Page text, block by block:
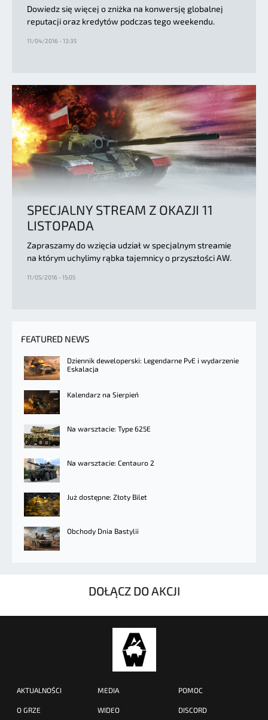
Dowiedz się więcej o zniżka na konwersję globalnej
reputacji oraz kredytów podczas tego weekendu.
11/04/2016 - 13:35
SPECJALNY STREAM Z OKAZJI 11
LISTOPADA
Zapraszamy do wzięcia udział w specjalnym streamie
na którym uchylimy rąbka tajemnicy o przyszłości AW.
11/05/2016 - 15:05
FEATURED NEWS
Dziennik deweloperski: Legendarne PvE i wydarzenie
Eskalacja
Kalendarz na Sierpień
Na warsztacie: Type 625E
Na warsztacie: Centauro 2
Już dostępne: Złoty Bilet
Obchody Dnia Bastylii
DOŁĄCZ DO AKCJI
AKTUALNOŚCI
O GRZE
MEDIA
WIDEO
POMOC
DISCORD